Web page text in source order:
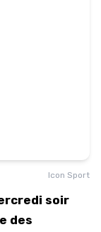
Icon Sport
soir
des